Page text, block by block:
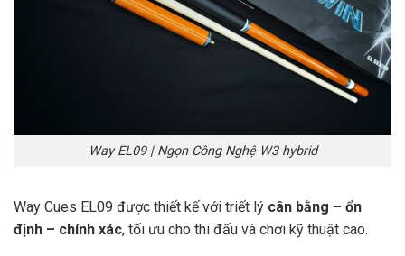
Way EL09 | Ngọn Công Nghệ W3 hybrid
Way Cues EL09 được thiết kế với triết lý cân bằng – ổn
định – chính xác, tối ưu cho thi đấu và chơi kỹ thuật cao.